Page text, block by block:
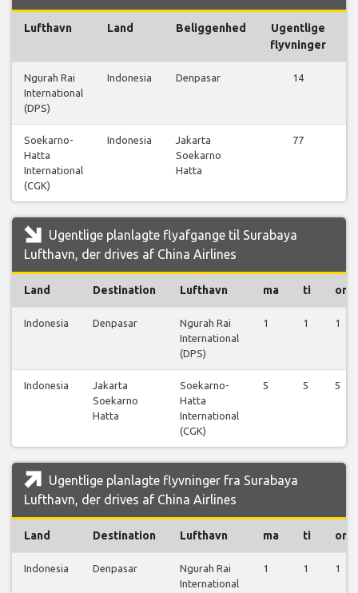
Lufthavn Land Beliggenhed
Ugentlige
flyvninger
Ngurah Rai
International
(DPS)
Indonesia Denpasar
14
Soekarno-
Hatta
International
(CGK)
Indonesia
Jakarta
Soekarno
Hatta
77
Ugentlige planlagte flyafgange til Surabaya
Lufthavn, der drives af China Airlines
Land Destination Lufthavn ma ti on
Indonesia Denpasar
Ngurah Rai
International
(DPS)
1 1 1
Indonesia
Jakarta
Soekarno
Hatta
Soekarno-
Hatta
International
(CGK)
5 5 5
Ugentlige planlagte flyvninger fra Surabaya
Lufthavn, der drives af China Airlines
Land Destination Lufthavn ma ti on
Indonesia Denpasar
Ngurah Rai
International
1 1 1